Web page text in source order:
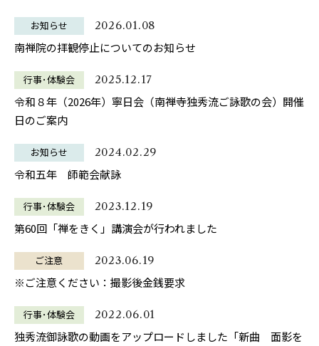
お知らせ 2026.01.08
南禅院の拝観停止についてのお知らせ
行事･体験会 2025.12.17
令和８年（2026年）寧日会（南禅寺独秀流ご詠歌の会）開催
日のご案内
お知らせ 2024.02.29
令和五年 師範会献詠
行事･体験会 2023.12.19
第60回「禅をきく」講演会が行われました
ご注意 2023.06.19
※ご注意ください：撮影後金銭要求
行事･体験会 2022.06.01
独秀流御詠歌の動画をアップロードしました「新曲 面影を